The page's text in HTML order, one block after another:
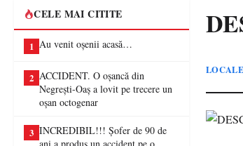
CELE MAI CITITE
1 Au venit oșenii acasă…
2 ACCIDENT. O oșancă din
Negrești-Oaș a lovit pe trecere un
oșan octogenar
3 INCREDIBIL!!! Șofer de 90 de
LOCALE